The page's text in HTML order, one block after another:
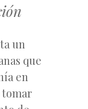
un
que
en